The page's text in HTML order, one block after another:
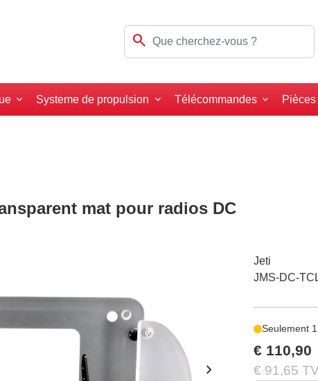
search
Systeme de propulsion Télécommandes
mat pour radios DC
chevron_right
Jeti
JMS-DC-
Seulement
€ 110,90
€ 91,65